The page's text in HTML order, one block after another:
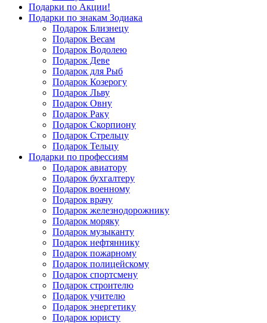
Подарки по Акции!
Подарки по знакам Зодиака
Подарок Близнецу
Подарок Весам
Подарок Водолею
Подарок Деве
Подарок для Рыб
Подарок Козерогу
Подарок Льву
Подарок Овну
Подарок Раку
Подарок Скорпиону
Подарок Стрельцу
Подарок Тельцу
Подарки по профессиям
Подарок авиатору
Подарок бухгалтеру
Подарок военному
Подарок врачу
Подарок железнодорожнику
Подарок моряку
Подарок музыканту
Подарок нефтяннику
Подарок пожарному
Подарок полицейскому
Подарок спортсмену
Подарок строителю
Подарок учителю
Подарок энергетику
Подарок юристу